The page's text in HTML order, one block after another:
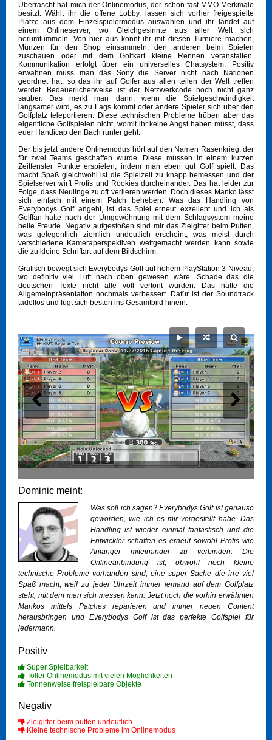
Überrascht hat mich der Onlinemodus, der schon fast MMO-Merkmale
besitzt. Wählt ihr die offene Lobby, lassen sich vorher freigespielte
Plätze aus dem Einzelspielermodus auswählen und ihr landet auf
einem Onlineserver, wo Gleichgesinnte aus aller Welt sich
herumtummeln. Von hier aus könnt ihr mit diesen Turniere machen,
Münzen für den Shop einsammeln, den anderen beim Spielen
zuschauen oder mit dem Golfkart kleine Rennen veranstalten.
Kommunikation erfolgt über ein universelles Chatsystem. Positiv
erwähnen muss man das Sony die Server nicht nach Nationen
geordnet hat, so das ihr auf Golfer aus allen teilen der Welt treffen
werdet. Bedauerlicherweise ist der Netzwerkcode noch nicht ganz
sauber. Das merkt man dann, wenn die Spielgeschwindigkeit
langsamer wird, es zu Lags kommt oder andere Spieler sich über den
Golfplatz teleportieren. Diese technischen Probleme trüben aber das
eigentliche Golfspielen nicht, womit ihr keine Angst haben müsst, dass
euer Handicap den Bach runter geht.
Der bis jetzt andere Onlinemodus hört auf den Namen Rasenkrieg, der
für zwei Teams geschaffen wurde. Diese müssen in einem kurzen
Zeitfenster Punkte erspielen, indem man eben gut Golf spielt. Das
macht Spaß gleichwohl ist die Spielzeit zu knapp bemessen und der
Spielserver wirft Profis und Rookies durcheinander. Das hat leider zur
Folge, dass Neulinge zu oft verlieren werden. Doch dieses Manko lässt
sich einfach mit einem Patch beheben. Was das Handling von
Everybodys Golf angeht, ist das Spiel erneut exzellent und ich als
Golffan hatte nach der Umgewöhnung mit dem Schlagsystem meine
helle Freude. Negativ aufgestoßen sind mir das Zielgitter beim Putten,
was gelegentlich ziemlich undeutlich erscheint, was meist durch
verschiedene Kameraperspektiven wettgemacht werden kann sowie
die zu kleine Schriftart auf dem Bildschirm.
Grafisch bewegt sich Everybodys Golf auf hohem PlayStation 3-Niveau,
wo definitiv viel Luft nach oben gewesen wäre. Schade das die
deutschen Texte nicht alle voll vertont wurden. Das hätte die
Allgemeinpräsentation nochmals verbessert. Dafür ist der Soundtrack
tadellos und fügt sich besten ins Gesamtbild hinein.
Dominic meint:
Was soll ich sagen? Everybodys Golf ist genauso
geworden, wie ich es mir vorgestellt habe. Das
Handling ist wieder einmal fantastisch und die
Entwickler schaffen es erneut sowohl Profis wie
Anfänger miteinander zu verbinden. Die
Onlineanbindung ist, obwohl noch kleine
technische Probleme vorhanden sind, eine super Sache die irre viel
Spaß macht, weil zu jeder Uhrzeit immer jemand auf dem Golfplatz
steht, mit dem man sich messen kann. Jetzt noch die vorhin erwähnten
Mankos mittels Patches reparieren und immer neuen Content
herausbringen und Everybodys Golf ist das perfekte Golfspiel für
jedermann.
Positiv
Super Spielbarkeit
Toller Onlinemodus mit vielen Möglichkeiten
Tonnenweise freispielbare Objekte
Negativ
Zielgitter beim putten undeutlich
Kleine technische Probleme im Onlinemodus